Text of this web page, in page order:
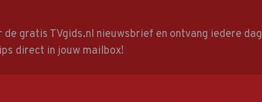
de gratis TVgids.nl nieuwsbrief en ontvang iedere dag
direct in jouw mailbox!